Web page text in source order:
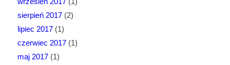
sierpień 2017(2)
lipiec 2017(1)
czerwiec 2017(1)
maj 2017(1)